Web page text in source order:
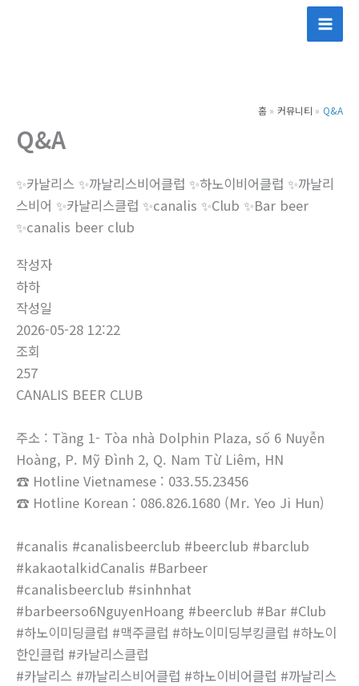
홈 커뮤니티 Q&A
Q&A
✨카날리스 ✨까날리스비어클럽 ✨하노이비어클럽 ✨까날리
스비어 ✨카날리스클럽 ✨canalis ✨Club ✨Bar beer
✨canalis beer club
작성자
하하
작성일
2026-05-28 12:22
조회
257
CANALIS BEER CLUB
주소 : Tầng 1- Tòa nhà Dolphin Plaza, số 6 Nuyễn
Hoàng, P. Mỹ Đình 2, Q. Nam Từ Liêm, HN
☎ Hotline Vietnamese : 033.55.23456
☎ Hotline Korean : 086.826.1680 (Mr. Yeo Ji Hun)
#canalis #canalisbeerclub #beerclub #barclub
#kakaotalkidCanalis #Barbeer
#canalisbeerclub #sinhnhat
#barbeerso6NguyenHoang #beerclub #Bar #Club
#하노이미딩클럽 #맥주클럽 #하노이미딩부킹클럽 #하노이
한인클럽 #카날리스클럽
#카날리스 #까날리스비어클럽 #하노이비어클럽 #까날리스